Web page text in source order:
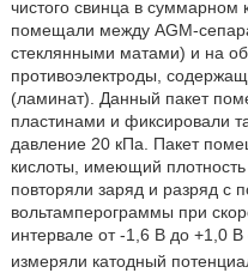
чистого свинца в суммарном
помещали между AGM-
стеклянными матами) и на
противоэлектроды,
(ламинат). Данный пакет
пластинами и фиксировали
давление 20 кПа. Пакет
кислоты, имеющий
повторяли заряд и разряд с
вольтамперограммы при
интервале от -1,6 В до +1,0 В
измеряли катодный